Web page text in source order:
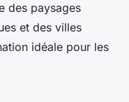
des paysages
et des villes
idéale pour les